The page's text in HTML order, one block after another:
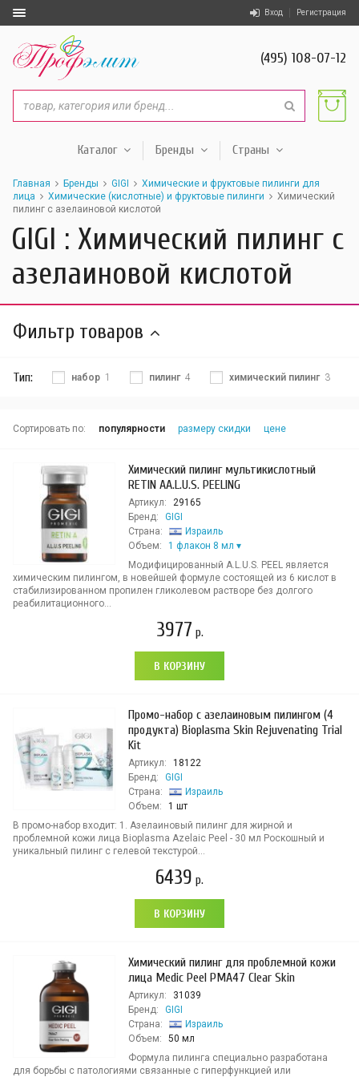
Вход Регистрация
(495) 108-07-12
Каталог Бренды Страны
Главная Бренды GIGI
Химические и фруктовые пилинги для
лица
Химические (кислотные) и фруктовые пилинги
Химический
пилинг с азелаиновой кислотой
GIGI : Химический пилинг с
азелаиновой кислотой
Фильтр товаров
Тип: набор 1 пилинг 4 химический пилинг 3
Сортировать по: популярности размеру скидки цене
Химический пилинг мультикислотный
RETIN AA.L.U.S. PEELING
Артикул:
29165
Бренд:
GIGI
Страна:
Израиль
Объем:
1 флакон 8 мл
Модифицированный A.L.U.S. PEEL является
химическим пилингом, в новейшей формуле состоящей из 6 кислот в
стабилизированном пропилен гликолевом растворе без долгого
реабилитационного...
3977 р.
В КОРЗИНУ
Промо-набор с азелаиновым пилингом (4
продукта) Bioplasma Skin Rejuvenating Trial
Kit
Артикул:
18122
Бренд:
GIGI
Страна:
Израиль
Объем:
1 шт
В промо-набор входит: 1. Азелаиновый пилинг для жирной и
проблемной кожи лица Bioplasma Azelaic Peel - 30 мл Роскошный и
уникальный пилинг с гелевой текстурой...
6439 р.
В КОРЗИНУ
Химический пилинг для проблемной кожи
лица Medic Peel PMA47 Clear Skin
Артикул:
31039
Бренд:
GIGI
Страна:
Израиль
Объем:
50 мл
Формула пилинга специально разработана
для борьбы с патологиями связанные с гиперфункцией или